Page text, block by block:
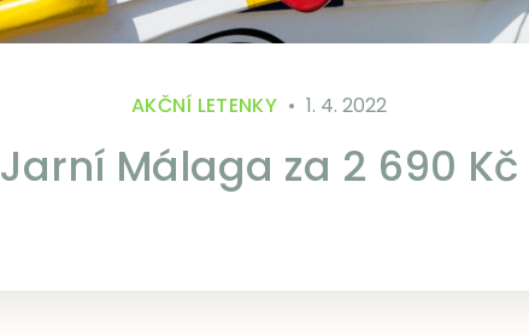
AKČNÍ LETENKY 1. 4. 2022
Jarní Málaga za 2 690 Kč